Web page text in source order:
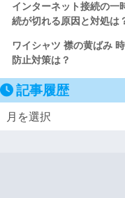
インターネット接続の一
続が切れる原因と対処は
ワイシャツ 襟の黄ばみ
防止対策は？
記事履歴